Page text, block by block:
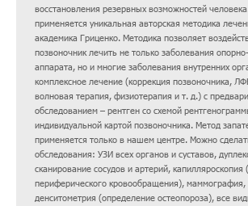
восстановления резервных возможностей
применяется уникальная авторская методика
академика Гриценко. Методика позволяет
позвоночник лечить не только заболевания
аппарата, но и многие заболевания внутренних
комплексное лечение (коррекция позвоночника,
волновая терапия, физиотерапия и т. д.) с
обследованием – рентген со схемой
индивидуальной картой позвоночника. Метод
применяется только в нашем центре. Можно
обследования: УЗИ всех органов и суставов,
сканирование сосудов и артерий, капилляроскопия
периферического кровообращения), маммография,
денситометрия (определение остеопороза), все